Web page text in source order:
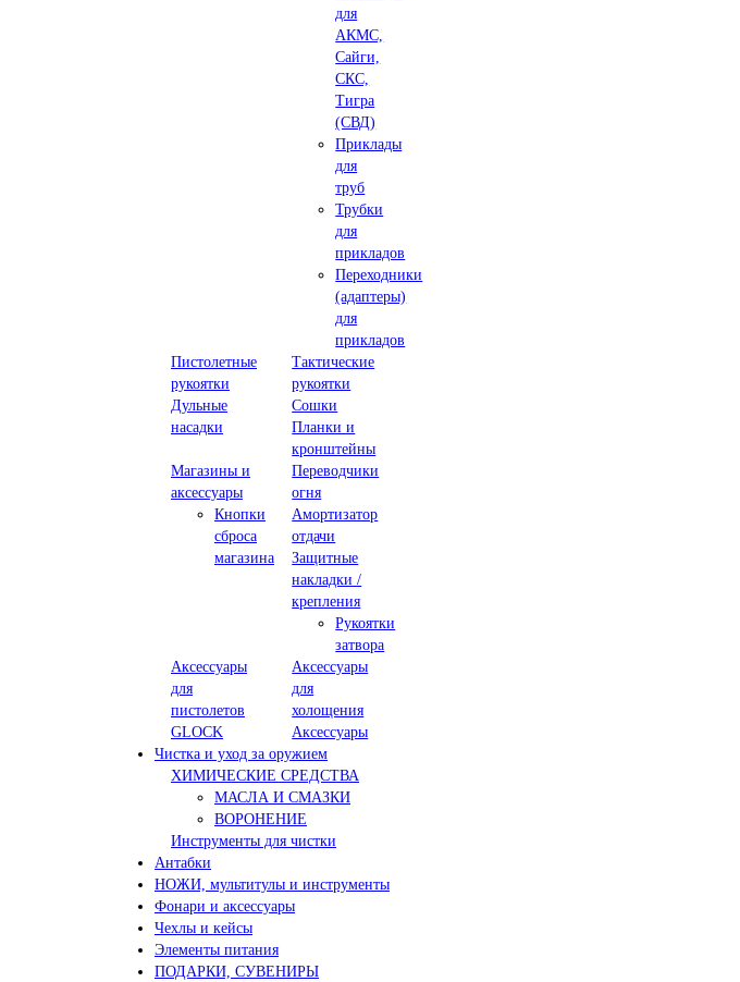
для
АКМС,
Сайги,
СКС,
Тигра
(СВД)
Приклады
для
труб
Трубки
для
прикладов
Переходники
(адаптеры)
для
прикладов
Пистолетные
рукоятки
Тактические
рукоятки
Дульные
насадки
Сошки
Планки и
кронштейны
Магазины и
аксессуары
Кнопки
сброса
магазина
Переводчики
огня
Амортизатор
отдачи
Защитные
накладки /
крепления
Рукоятки
затвора
Аксессуары
для
пистолетов
GLOCK
Аксессуары
для
холощения
Аксессуары
Чистка и уход за оружием
ХИМИЧЕСКИЕ СРЕДСТВА
МАСЛА И СМАЗКИ
ВОРОНЕНИЕ
Инструменты для чистки
Антабки
НОЖИ, мультитулы и инструменты
Фонари и аксессуары
Чехлы и кейсы
Элементы питания
ПОДАРКИ, СУВЕНИРЫ